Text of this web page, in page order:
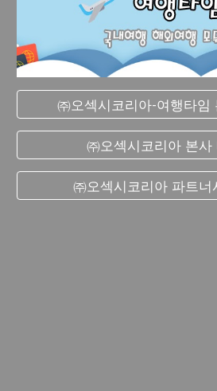
㈜오섹시코리아-여행타임
㈜오섹시코리아 본사
㈜오섹시코리아 파트너